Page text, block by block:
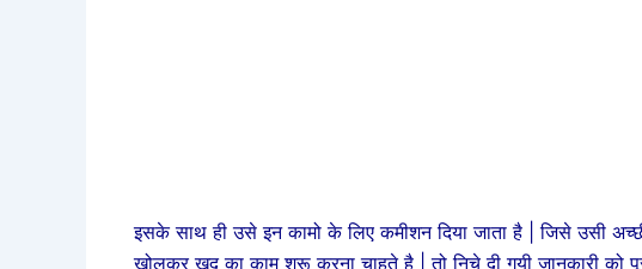
इसके साथ ही उसे इन कामो के लिए कमीशन दिया जाता है | जिसे उसी
खोलकर खुद का काम शुरू करना चाहते है | तो निचे दी गयी जानकारी